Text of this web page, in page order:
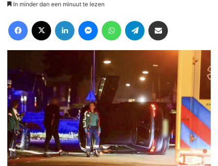
In minder dan een minuut te lezen